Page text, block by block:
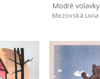
Modré volavky
Mezovská Livia